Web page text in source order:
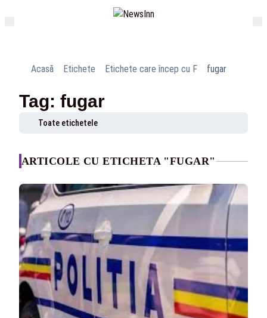
Acasă Etichete Etichete care încep cu F fugar
Tag: fugar
Toate etichetele
ARTICOLE CU ETICHETA "FUGAR"